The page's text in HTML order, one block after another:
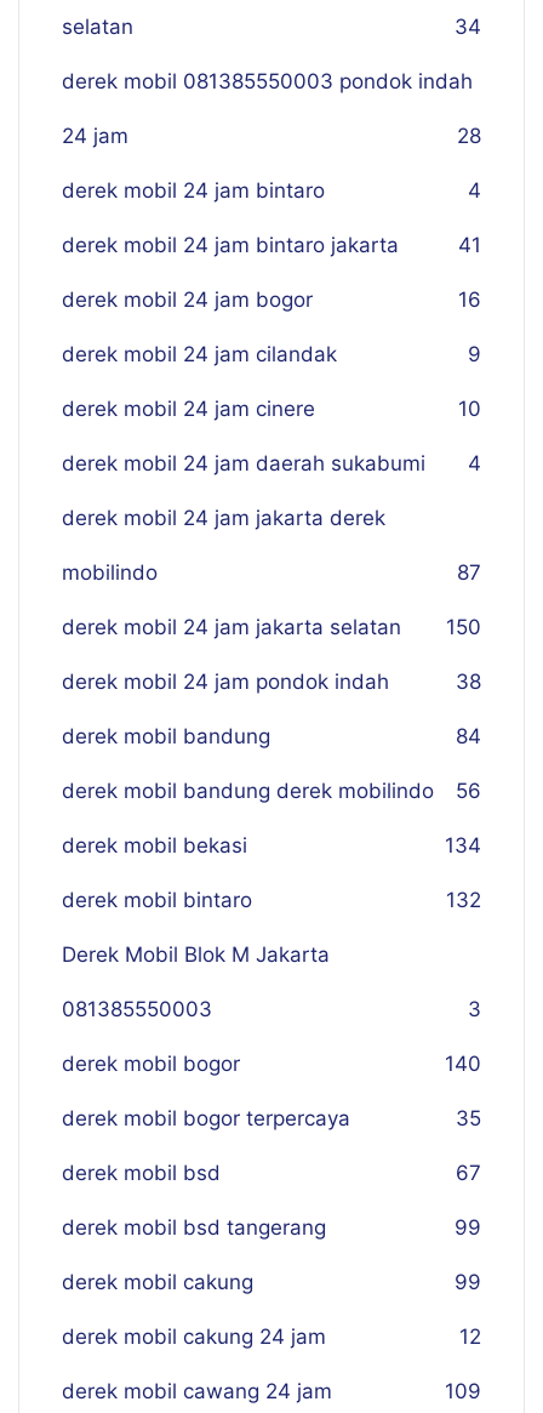
selatan 34
derek mobil 081385550003 pondok indah
24 jam 28
derek mobil 24 jam bintaro 4
derek mobil 24 jam bintaro jakarta 41
derek mobil 24 jam bogor 16
derek mobil 24 jam cilandak 9
derek mobil 24 jam cinere 10
derek mobil 24 jam daerah sukabumi 4
derek mobil 24 jam jakarta derek
mobilindo 87
derek mobil 24 jam jakarta selatan 150
derek mobil 24 jam pondok indah 38
derek mobil bandung 84
derek mobil bandung derek mobilindo 56
derek mobil bekasi 134
derek mobil bintaro 132
Derek Mobil Blok M Jakarta
081385550003 3
derek mobil bogor 140
derek mobil bogor terpercaya 35
derek mobil bsd 67
derek mobil bsd tangerang 99
derek mobil cakung 99
derek mobil cakung 24 jam 12
derek mobil cawang 24 jam 109